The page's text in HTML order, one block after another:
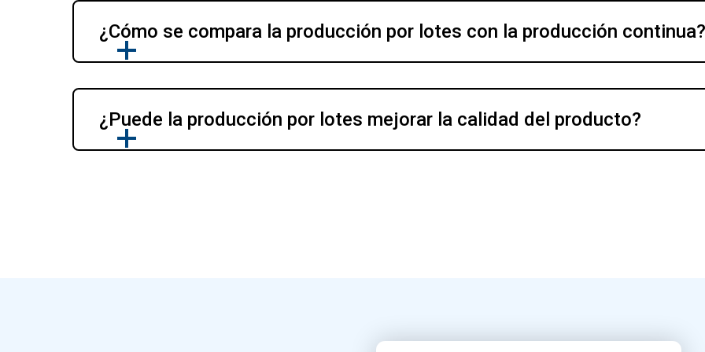
¿Cómo se compara la producción por lotes con la producción
¿Puede la producción por lotes mejorar la calidad del producto?